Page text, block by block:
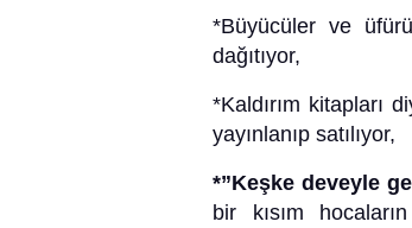
*Büyücüler ve
dağıtıyor,
*Kaldırım kitapları
yayınlanıp satılıyor,
*”Keşke deveyle
bir kısım